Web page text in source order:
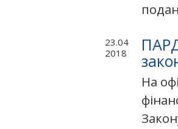
23.04
2018
На